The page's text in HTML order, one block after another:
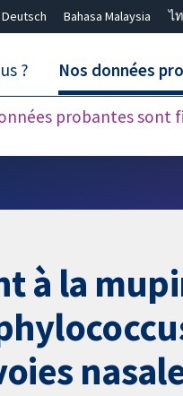
Deutsch Bahasa Malaysia
ไ
? Nos données
probantes sont
à la